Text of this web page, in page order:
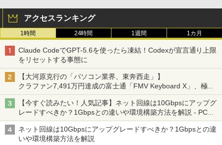
アクセスランキング
1時間 24時間 1週間 1カ月
Claude CodeでGPT-5.6を使ったら凍結！Codexが宣言通り上限
をリセットする事態に
【大河原克行の「パソコン業界、東奔西走」】
クラファン7,491万円達成の富士通「FMV Keyboard X」、極限
の静音化を追求
【今すぐ読みたい！人気記事】ネット回線は10Gbpsにアップグ
レードすべきか？1Gbpsとの違いや環境構築方法を解説 - PC
Watch
ネット回線は10Gbpsにアップグレードすべきか？1Gbpsとの違
いや環境構築方法を解説